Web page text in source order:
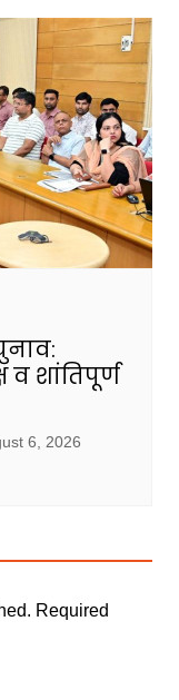
व शांतिपूर्ण
6, 2026
Required